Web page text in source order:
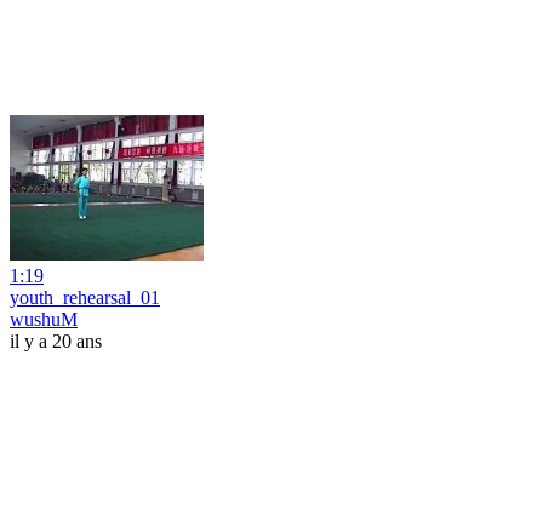
1:19
youth_rehearsal_01
wushuM
il y a 20 ans